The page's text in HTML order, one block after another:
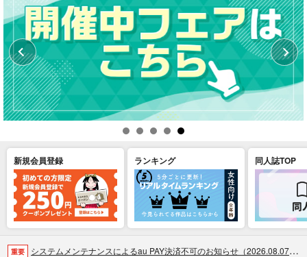
新規会員登録 ランキング 同人誌TOP
重要 システムメンテナンスによるau PAY決済不可のお知らせ（2026.08.07 掲載）